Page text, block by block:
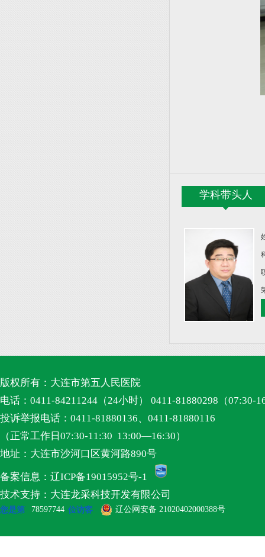
学科带头人
版权所有：大连市第五人民医院
电话：0411-84211244（24小时） 0411-81880298（07:30-
投诉举报电话：0411-81880136、0411-81880116
（正常工作日07:30-11:30 13:00—16:30）
地址：大连市沙河口区黄河路890号
备案信息：辽ICP备19015952号-1
技术支持：大连龙采科技开发有限公司
您是第 78597744 位访客 辽公网安备 21020402000388号